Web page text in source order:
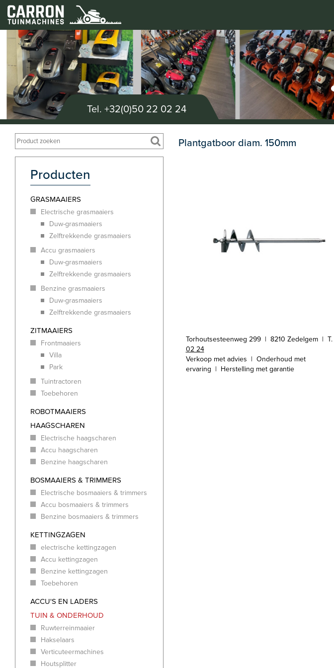
Tel. +32(0)50 22 02 24
Producten
GRASMAAIERS
Electrische grasmaaiers
Duw-grasmaaiers
Zelftrekkende grasmaaiers
Accu grasmaaiers
Duw-grasmaaiers
Zelftrekkende grasmaaiers
Benzine grasmaaiers
Duw-grasmaaiers
Zelftrekkende grasmaaiers
ZITMAAIERS
Frontmaaiers
Villa
Park
Tuintractoren
Toebehoren
ROBOTMAAIERS
HAAGSCHAREN
Electrische haagscharen
Accu haagscharen
Benzine haagscharen
BOSMAAIERS & TRIMMERS
Electrische bosmaaiers & trimmers
Accu bosmaaiers & trimmers
Benzine bosmaaiers & trimmers
KETTINGZAGEN
electrische kettingzagen
Accu kettingzagen
Benzine kettingzagen
Toebehoren
ACCU'S EN LADERS
TUIN & ONDERHOUD
Ruwterreinmaaier
Hakselaars
Verticuteermachines
Houtsplitter
Plantgatboor diam. 150mm
Torhoutsesteenweg 299 | 8210 Zedelgem | T.
02 24
Verkoop met advies | Onderhoud met
ervaring | Herstelling met garantie